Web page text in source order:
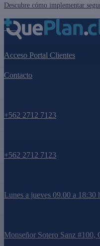
Acceso Portal Clientes
Contacto
+562 2712 7123
+562 2712 7123
Lunes a jueves 09.00 a 18:30
Monseñor Sotero Sanz #100,